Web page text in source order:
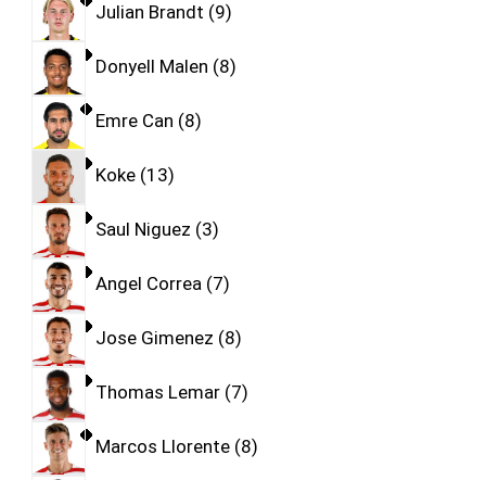
Julian Brandt 9
Donyell Malen 8
Emre Can 8
Koke 13
Saul Niguez 3
Angel Correa 7
Jose Gimenez 8
Thomas Lemar 7
Marcos Llorente 8